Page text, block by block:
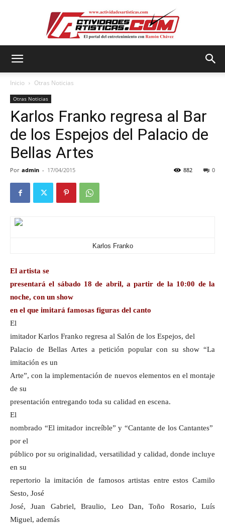
Inicio Otras Noticias
Otras Noticias
Karlos Franko regresa al Bar
de los Espejos del Palacio de
Bellas Artes
Por admin - 17/04/2015 0
882
Karlos Franko
El artista se
presentará el sábado 18 de abril, a partir de la 10:00 de la
noche, con un show
en el que imitará famosas figuras del canto
El
imitador Karlos Franko regresa al Salón de los Espejos, del
Palacio de Bellas Artes a petición popular con su show “La
imitación es un
Arte”, con la implementación de nuevos elementos en el montaje
de su
presentación entregando toda su calidad en escena.
El
nombrado “El imitador increíble” y “Cantante de los Cantantes”
por el
público por su originalidad, versatilidad y calidad, donde incluye
en su
repertorio la imitación de famosos artistas entre estos Camilo
Sesto, José
José, Juan Gabriel, Braulio, Leo Dan, Toño Rosario, Luís
Miguel, además